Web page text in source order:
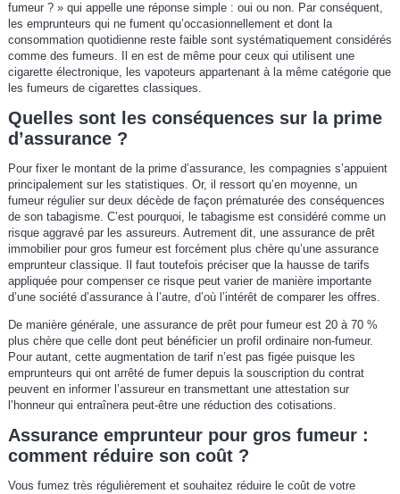
fumeur ? » qui appelle une réponse simple : oui ou non. Par conséquent,
les emprunteurs qui ne fument qu’occasionnellement et dont la
consommation quotidienne reste faible sont systématiquement considérés
comme des fumeurs. Il en est de même pour ceux qui utilisent une
cigarette électronique, les vapoteurs appartenant à la même catégorie que
les fumeurs de cigarettes classiques.
Quelles sont les conséquences sur la prime
d’assurance ?
Pour fixer le montant de la prime d’assurance, les compagnies s’appuient
principalement sur les statistiques. Or, il ressort qu’en moyenne, un
fumeur régulier sur deux décède de façon prématurée des conséquences
de son tabagisme. C’est pourquoi, le tabagisme est considéré comme un
risque aggravé par les assureurs. Autrement dit, une assurance de prêt
immobilier pour gros fumeur est forcément plus chère qu’une assurance
emprunteur classique. Il faut toutefois préciser que la hausse de tarifs
appliquée pour compenser ce risque peut varier de manière importante
d’une société d’assurance à l’autre, d’où l’intérêt de comparer les offres.
De manière générale, une assurance de prêt pour fumeur est 20 à 70 %
plus chère que celle dont peut bénéficier un profil ordinaire non-fumeur.
Pour autant, cette augmentation de tarif n’est pas figée puisque les
emprunteurs qui ont arrêté de fumer depuis la souscription du contrat
peuvent en informer l’assureur en transmettant une attestation sur
l’honneur qui entraînera peut-être une réduction des cotisations.
Assurance emprunteur pour gros fumeur :
comment réduire son coût ?
Vous fumez très régulièrement et souhaitez réduire le coût de votre